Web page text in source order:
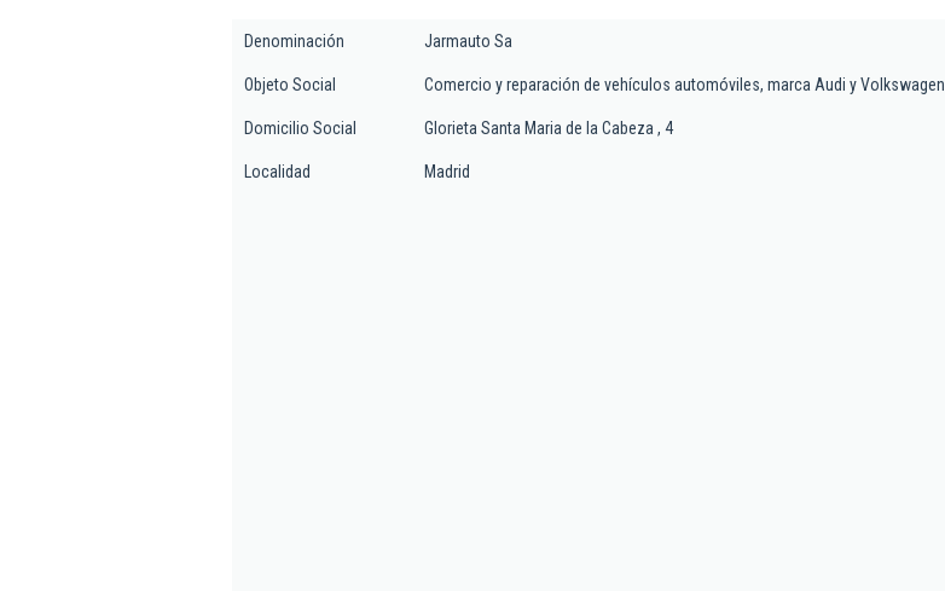
Denominación Jarmauto Sa
Objeto Social Comercio y reparación de vehículos automóviles, marca Audi y Volkswagen.
Domicilio Social Glorieta Santa Maria de la Cabeza , 4
Localidad Madrid